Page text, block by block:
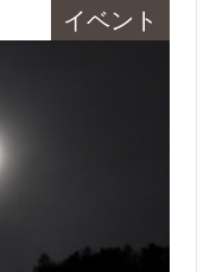
イベント